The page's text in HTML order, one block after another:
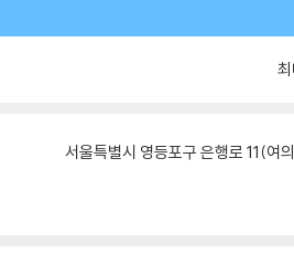
서울특별시 영등포구 은행로 11(여